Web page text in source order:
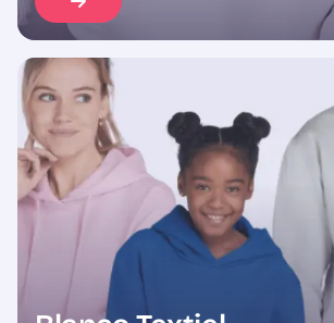
Blanco Textiel